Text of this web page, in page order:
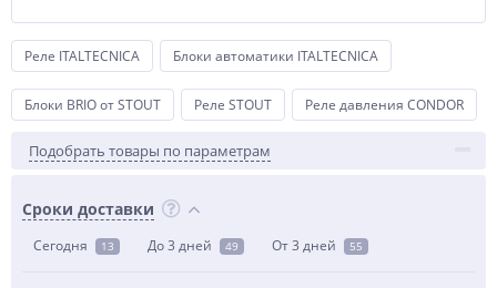
Реле ITALTECNICA Блоки автоматики ITALTECNICA
Блоки BRIO от STOUT Реле STOUT Реле давления CONDOR
Подобрать товары по параметрам
Сроки доставки
Сегодня 13 До 3 дней 49 От 3 дней 55